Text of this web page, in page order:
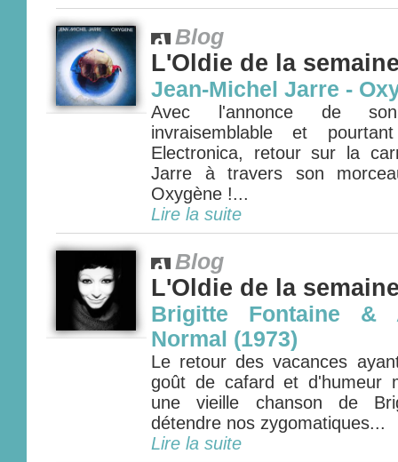
Blog
L'Oldie de la
Jean-Michel Jarre -
Avec l'annonce de
invraisemblable et
Electronica, retour sur la
Jarre à travers son
Oxygène !...
Lire la suite
Blog
L'Oldie de la
Brigitte Fontaine &
Normal (1973)
Le retour des vacances
goût de cafard et d'humeur
une vieille chanson de
détendre nos zygomatiques...
Lire la suite